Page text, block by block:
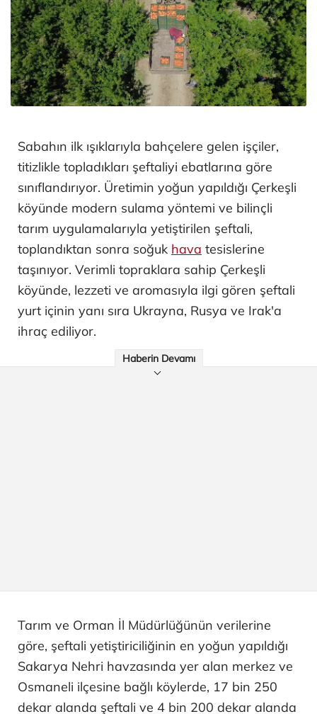
Sabahın ilk ışıklarıyla bahçelere gelen işçiler,
titizlikle topladıkları şeftaliyi ebatlarına göre
sınıflandırıyor. Üretimin yoğun yapıldığı Çerkeşli
köyünde modern sulama yöntemi ve bilinçli
tarım uygulamalarıyla yetiştirilen şeftali,
toplandıktan sonra soğuk hava tesislerine
taşınıyor. Verimli topraklara sahip Çerkeşli
köyünde, lezzeti ve aromasıyla ilgi gören şeftali
yurt içinin yanı sıra Ukrayna, Rusya ve Irak'a
ihraç ediliyor.
Haberin Devamı
Tarım ve Orman İl Müdürlüğünün verilerine
göre, şeftali yetiştiriciliğinin en yoğun yapıldığı
Sakarya Nehri havzasında yer alan merkez ve
Osmaneli ilçesine bağlı köylerde, 17 bin 250
dekar alanda şeftali ve 4 bin 200 dekar alanda